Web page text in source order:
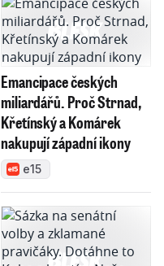
Emancipace českých
miliardářů. Proč Strnad,
Křetínský a Komárek
nakupují západní ikony
e15